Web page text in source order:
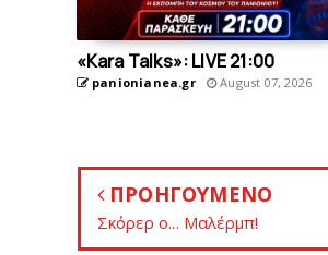
«Kara Talks»: LIVE 21:00
panionianea.gr August 07, 2026
ΠΡΟΗΓΟΥΜΕΝΟ
Σκόρερ ο... Μαλέρμπ!